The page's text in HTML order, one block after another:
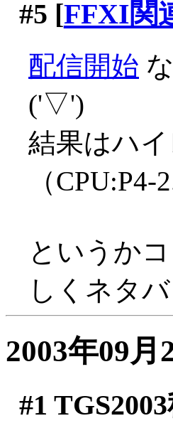
#5 [FFXI関
配信開始
('▽')
結果はハ
（
というか
しくネタ
2003年09月
#1